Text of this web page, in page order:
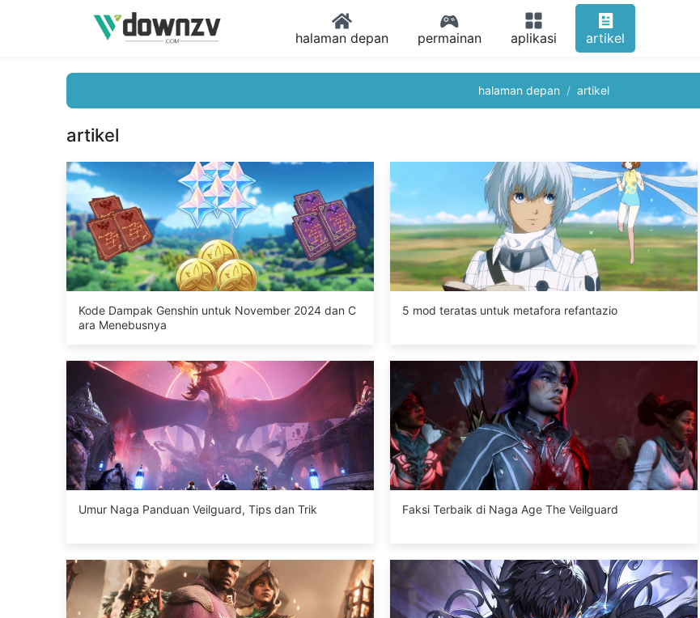
halaman depan permainan aplikasi artikel
halaman depan artikel
artikel
Kode Dampak Genshin untuk November 2024 dan C
ara Menebusnya
5 mod teratas untuk metafora refantazio
Umur Naga Panduan Veilguard, Tips dan Trik Faksi Terbaik di Naga Age The Veilguard